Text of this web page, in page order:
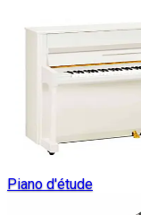
Piano d'étude